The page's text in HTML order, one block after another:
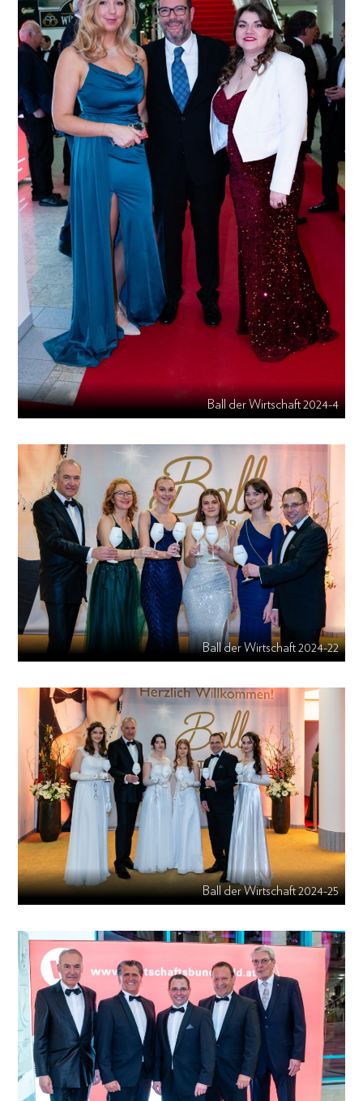
Ball der Wirtschaft 2024-4
Ball der Wirtschaft 2024-22
Ball der Wirtschaft 2024-25